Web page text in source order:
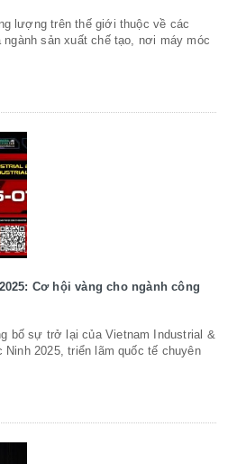
lượng trên thế giới thuộc về các
ngành sản xuất chế tạo, nơi máy móc
Cơ hội vàng cho ngành công
bố sự trở lại của Vietnam Industrial &
Ninh 2025, triển lãm quốc tế chuyên